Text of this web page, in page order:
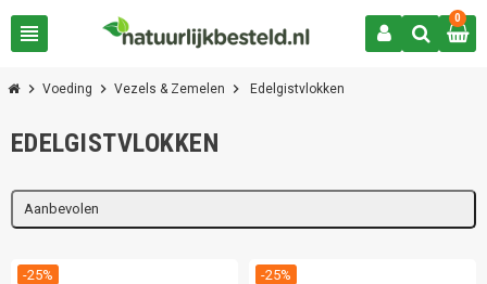
view_headline
0
chevron_right Voeding chevron_right Vezels & Zemelen chevron_right Edelgistvlokken
EDELGISTVLOKKEN
Aanbevolen
-25% -25%